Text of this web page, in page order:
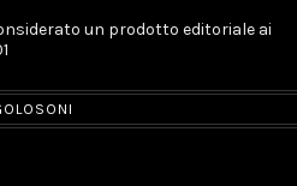
un prodotto editoriale ai